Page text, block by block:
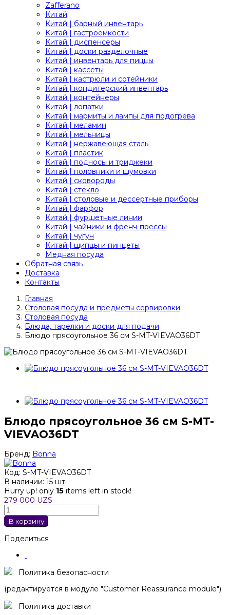
Zafferano
Китай
Китай | барный инвентарь
Китай | гастроёмкости
Китай | диспенсеры
Китай | доски разделочные
Китай | инвентарь для пиццы
Китай | кассеты
Китай | кастрюли и сотейники
Китай | кондитерский инвентарь
Китай | контейнеры
Китай | лопатки
Китай | мармиты и лампы для подогрева
Китай | меламин
Китай | мельницы
Китай | нержавеющая сталь
Китай | пластик
Китай | подносы и триджеки
Китай | половники и шумовки
Китай | сковороды
Китай | стекло
Китай | столовые и дессертные приборы
Китай | фарфор
Китай | фуршетные линии
Китай | чайники и френч-прессы
Китай | чугун
Китай | щипцы и пинцеты
Медная посуда
Обратная связь
Доставка
Контакты
Главная
Столовая посуда и предметы сервировки
Столовая посуда
Блюда, тарелки и доски для подачи
Блюдо прясоугольное 36 см S-MT-VIEVAO36DT
Блюдо прясоугольное 36 см S-MT-
VIEVAO36DT
Бренд: Bonna
Код: S-MT-VIEVAO36DT
В наличии: 15 шт.
Hurry up! only 15 items left in stock!
279 000 UZS
В корзину
Поделиться
Политика безопасности
(редактируется в модуле "Customer Reassurance module")
Политика доставки